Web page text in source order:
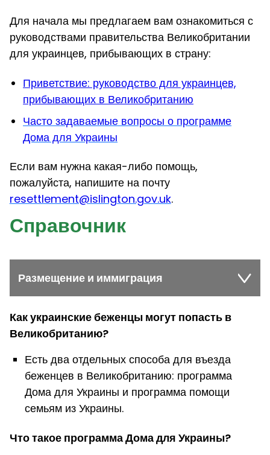
Для начала мы предлагаем вам ознакомиться с
руководствами правительства Великобритании
для украинцев, прибывающих в страну:
Приветствие: руководство для украинцев,
прибывающих в Великобританию
Часто задаваемые вопросы о программе
Дома для Украины
Если вам нужна какая-либо помощь,
пожалуйста, напишите на почту
resettlement@islington.gov.uk.
Справочник
Размещение и иммиграция
Как украинские беженцы могут попасть в
Великобританию?
Есть два отдельных способа для въезда
беженцев в Великобританию: программа
Дома для Украины и программа помощи
семьям из Украины.
Что такое программа Дома для Украины?